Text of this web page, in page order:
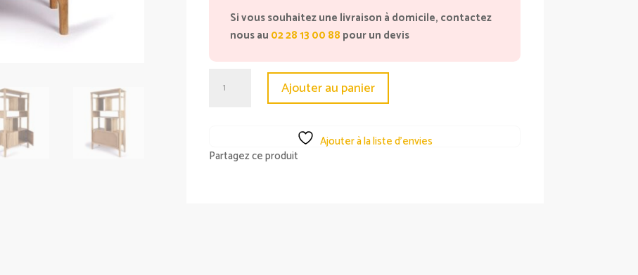
Si vous souhaitez une livraison à domicile, contactez
nous au 02 28 13 00 88 pour un devis
-
Athezza
Ajouter au panier
Ajouter à la liste d’envies
Partagez ce produit